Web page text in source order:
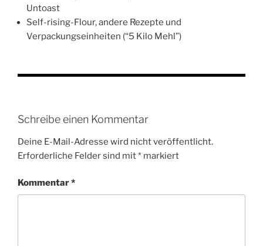
Untoast
Self-rising-Flour, andere Rezepte und
Verpackungseinheiten (“5 Kilo Mehl”)
Schreibe einen Kommentar
Deine E-Mail-Adresse wird nicht veröffentlicht.
Erforderliche Felder sind mit* markiert
Kommentar*